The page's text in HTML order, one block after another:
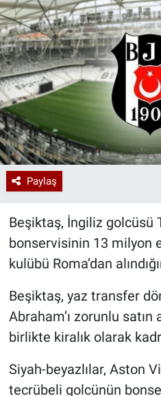
Paylaş
Beşiktaş, İngiliz golcüsü
bonservisinin 13 milyon
kulübü Roma’dan
Beşiktaş, yaz transfer
Abraham’ı zorunlu
birlikte kiralık olarak
Siyah-beyazlılar, Aston
tecrübeli golcünün
Özel Haberler
Kadın
Erişim Bilgileri
Sağlık
Teknoloji